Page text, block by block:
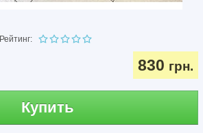
Рейтинг:
830 грн.
Купить